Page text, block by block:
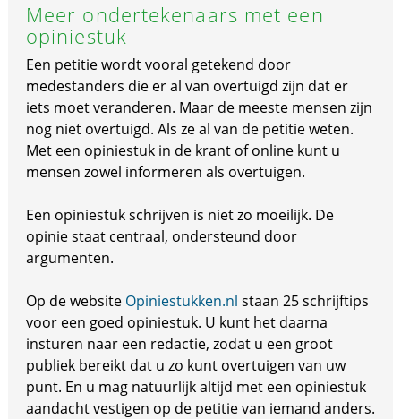
Meer ondertekenaars met een
opiniestuk
Een petitie wordt vooral getekend door
medestanders die er al van overtuigd zijn dat er
iets moet veranderen. Maar de meeste mensen zijn
nog niet overtuigd. Als ze al van de petitie weten.
Met een opiniestuk in de krant of online kunt u
mensen zowel informeren als overtuigen.
Een opiniestuk schrijven is niet zo moeilijk. De
opinie staat centraal, ondersteund door
argumenten.
Op de website Opiniestukken.nl staan 25 schrijftips
voor een goed opiniestuk. U kunt het daarna
insturen naar een redactie, zodat u een groot
publiek bereikt dat u zo kunt overtuigen van uw
punt. En u mag natuurlijk altijd met een opiniestuk
aandacht vestigen op de petitie van iemand anders.